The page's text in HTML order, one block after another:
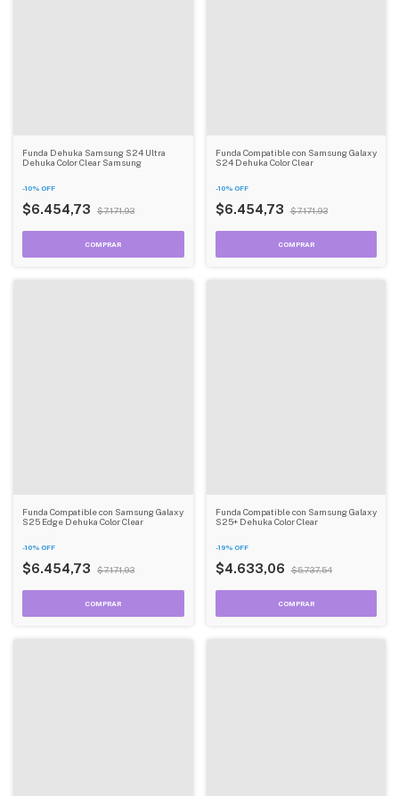
Funda Dehuka Samsung S24 Ultra
Dehuka Color Clear Samsung
-10% OFF
$6.454,73 $7.171,93
Funda Compatible con Samsung Galaxy
S24 Dehuka Color Clear
-10% OFF
$6.454,73 $7.171,93
Funda Compatible con Samsung Galaxy
S25 Edge Dehuka Color Clear
-10% OFF
$6.454,73 $7.171,93
Funda Compatible con Samsung Galaxy
S25+ Dehuka Color Clear
-19% OFF
$4.633,06 $5.737,54